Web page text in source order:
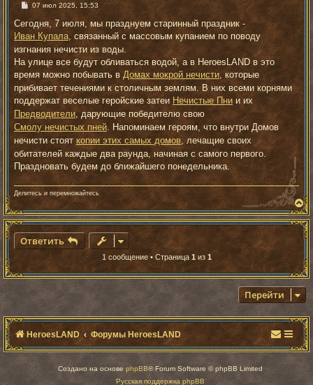
С
о
о
б
щ
е
н
и
е
07 июл 2025, 15:53
Сегодня, 7 июля, мы празднуем старинный праздник -
Иван Купала, связанный с массовым купанием по поводу
изгнания нечисти из воды.
На улице все будут обливаться водой, а в HeroesLAND в это
время можно побывать в Домах мокрой нечисти, которые
прибивает течениями к столичным землям. В них всеми корнями
поддержат веселые геройские затеи Нечистые Пнии их
Предводители, дарующие победителю свою
Смолу нечистых пней. Напоминаем героям, что внутри Домов
нечисти стояткопии этих самых домов, лечащие своих
обитателей каждые два раунда, начиная с самого первого.
Праздновать будем до ближайшего понедельника.
Делитесь и перемножайтесь
В
е
р
н
у
ь
с
я
к
н
ч
а
л
у
Ответить
1 сообщение • Страница 1из 1
Перейти
HeroesLAND Форумы HeroesLAND
Создано на основеphpBB® Forum Software © phpBB Limited
Русская поддержка phpBB